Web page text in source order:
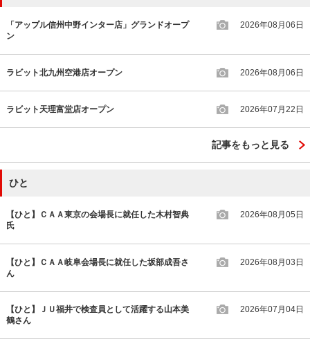
「アップル信州中野インター店」グランドオープ
ン
2026年08月06日
ラビット北九州空港店オープン 2026年08月06日
ラビット天理富堂店オープン 2026年07月22日
記事をもっと見る
ひと
【ひと】ＣＡＡ東京の会場長に就任した木村智典
氏
2026年08月05日
【ひと】ＣＡＡ岐阜会場長に就任した坂部成吾さ
ん
2026年08月03日
【ひと】ＪＵ福井で検査員として活躍する山本美
鶴さん
2026年07月04日